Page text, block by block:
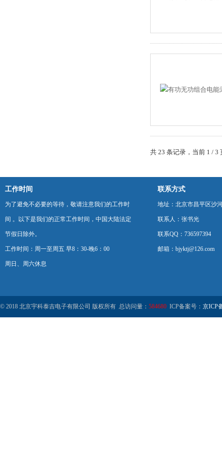
共 23 条记录，当前 1 /
工作时间
为了避免不必要的等待，敬请注意我们的工作时
间 。以下是我们的正常工作时间，中国大陆法定
节假日除外。
工作时间：周一至周五 早8：30-晚6：00
周日、周六休息
联系方式
地址：北京市昌平区沙
联系人：张书光
联系QQ：736597394
邮箱：bjyktj@126.com
© 2018 北京宇科泰吉电子有限公司 版权所有 总访问量： 584680 ICP备案号： 京ICP